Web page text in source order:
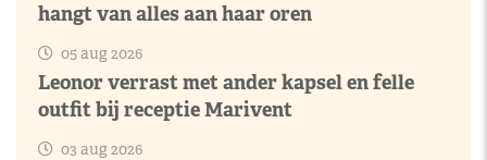
hangt van alles aan haar oren
05 aug 2026
Leonor verrast met ander kapsel en felle
outfit bij receptie Marivent
03 aug 2026